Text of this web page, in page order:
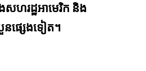
ហរដ្ឋអាមេរិក និង
នផ្សេងទៀត។